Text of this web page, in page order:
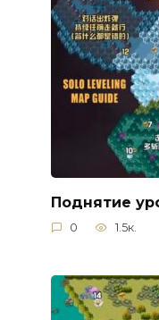
Поднятие
0 1.5к.